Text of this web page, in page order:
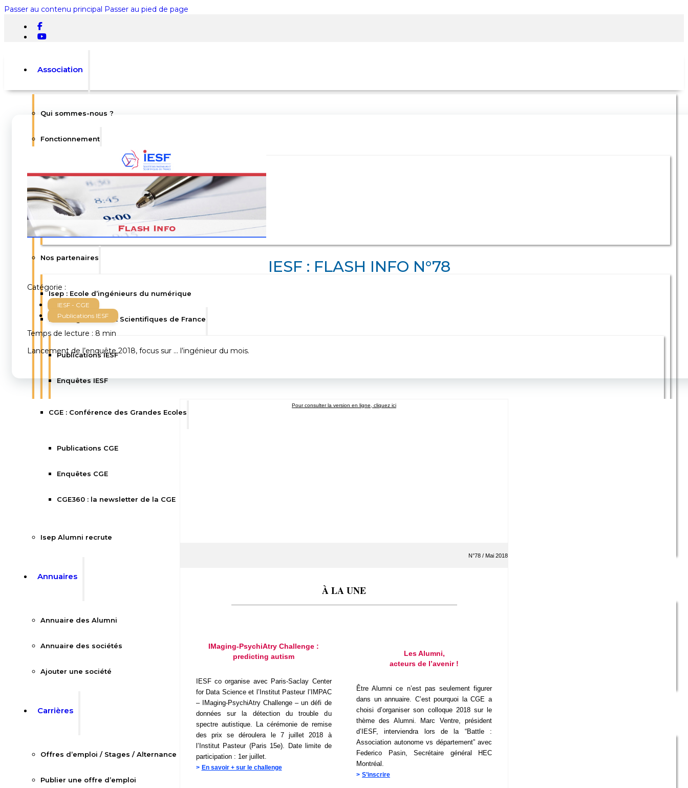
Passer au contenu principal Passer au pied de page
Rechercher sur le site
Rechercher
Votre panier est vide.
Association
Qui sommes-nous ?
Fonctionnement
L’équipe
Statuts
Règlement intérieur
Nos partenaires
Isep : Ecole d’ingénieurs du numérique
IESF : Ingénieurs et Scientifiques de France
Publications IESF
Enquêtes IESF
CGE : Conférence des Grandes Ecoles
Publications CGE
Enquêtes CGE
CGE360 : la newsletter de la CGE
Isep Alumni recrute
Annuaires
Annuaire des Alumni
Annuaire des sociétés
Ajouter une société
Carrières
Offres d’emploi / Stages / Alternance
Publier une offre d’emploi
IESF : FLASH INFO N°78
Catégorie :
IESF - CGE
Publications IESF
Temps de lecture : 8 min
Lancement de l’enquête 2018, focus sur … l’ingénieur du mois.
Pour consulter la version en ligne, cliquez ici
N°78 / Mai 2018
À LA UNE
IMaging-PsychiAtry Challenge :
predicting autism
IESF co organise avec Paris-Saclay Center
for Data Science et l’Institut Pasteur l’IMPAC
– IMaging-PsychiAtry Challenge – un défi de
données sur la détection du trouble du
spectre autistique. La cérémonie de remise
des prix se déroulera le 7 juillet 2018 à
l’Institut Pasteur (Paris 15e). Date limite de
participation : 1er juillet.
> En savoir + sur le challenge
Les Alumni,
acteurs de l’avenir !
Être Alumni ce n’est pas seulement figurer
dans un annuaire. C’est pourquoi la CGE a
choisi d’organiser son colloque 2018 sur le
thème des Alumni. Marc Ventre, président
d’IESF, interviendra lors de la “Battle :
Association autonome vs département” avec
Federico Pasin, Secrétaire général HEC
Montréal.
> S’inscrire